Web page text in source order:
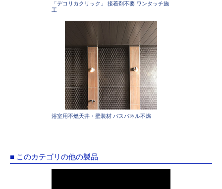
「デコリカクリック」 接着剤不要 ワンタッチ施
工
浴室用不燃天井・壁装材 バスパネル不燃
■ このカテゴリの他の製品